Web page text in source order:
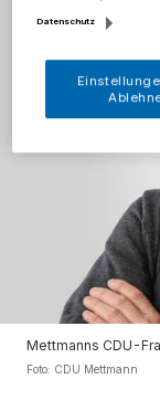
Mettmanns CDU-
Foto: CDU Mettmann
Datenschutz